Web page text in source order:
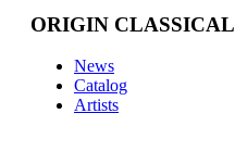
ORIGIN CLASSICAL
News
Catalog
Artists